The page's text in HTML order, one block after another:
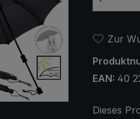
Zur
EAN: 40
Dieses